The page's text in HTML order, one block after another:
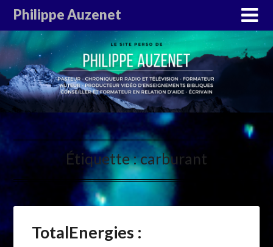
Philippe Auzenet
Étiquette :carburant
TotalEnergies :